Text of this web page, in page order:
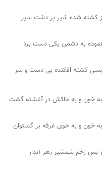
ز کشته شده شیر بر دشت سیر
نموده به دشمن یکی دست برد
بسی کشته افکنده بی دست و سر
به خون و به خاکش در آغشته گشت
به خون و به خوی غرقه بر گستوان
ز بس زخم شمشیر زهر آبدار